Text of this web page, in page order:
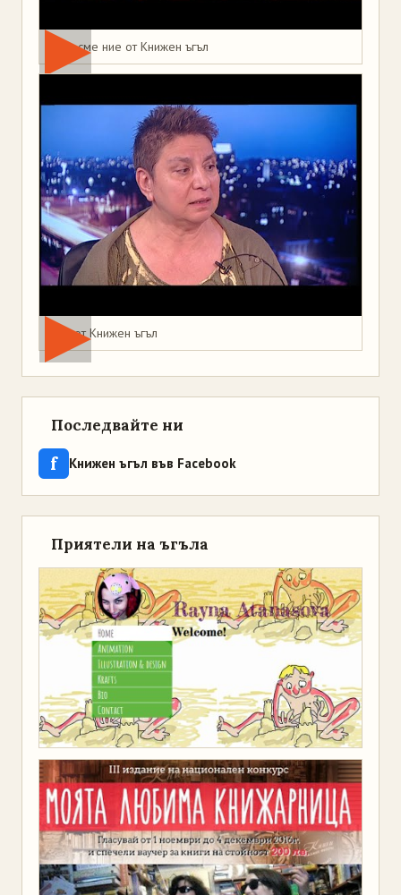
Това сме ние от Книжен ъгъл
Мая от Книжен ъгъл
Последвайте ни
f Книжен ъгъл във Facebook
Приятели на ъгъла